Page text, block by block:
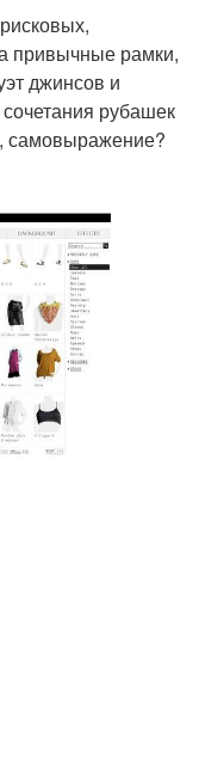
привычные рамки,
джинсов и
рубашек
самовыражение?